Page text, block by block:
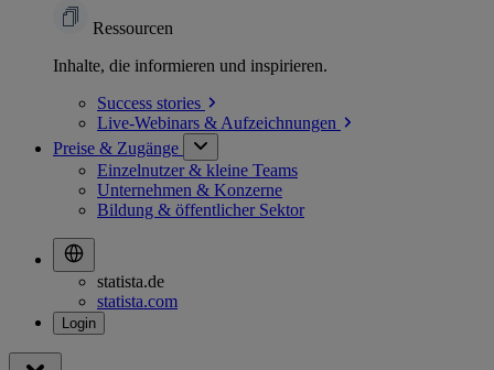
Ressourcen
Inhalte, die informieren und inspirieren.
Success stories
Live-Webinars & Aufzeichnungen
Preise & Zugänge
Einzelnutzer & kleine Teams
Unternehmen & Konzerne
Bildung & öffentlicher Sektor
statista.de
statista.com